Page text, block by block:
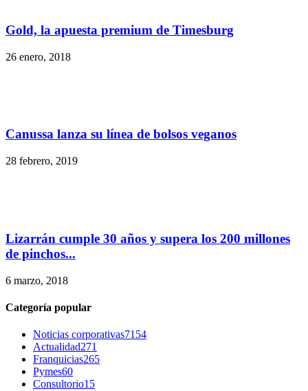
Gold, la apuesta premium de Timesburg
26 enero, 2018
Canussa lanza su línea de bolsos veganos
28 febrero, 2019
Lizarrán cumple 30 años y supera los 200 millones
de pinchos...
6 marzo, 2018
Categoría popular
Noticias corporativas7154
Actualidad271
Franquicias265
Pymes60
Consultorio15